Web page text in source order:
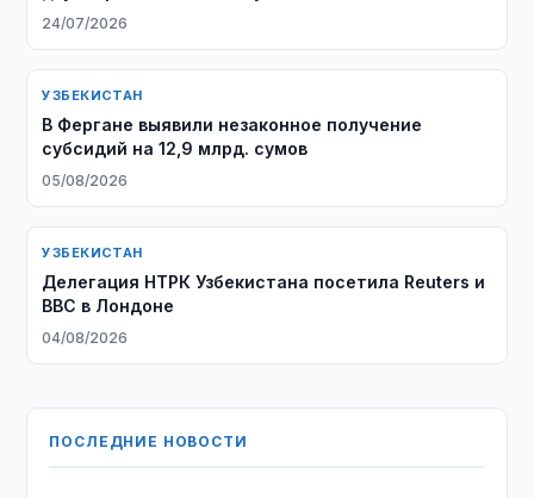
24/07/2026
УЗБЕКИСТАН
В Фергане выявили незаконное получение
субсидий на 12,9 млрд. сумов
05/08/2026
УЗБЕКИСТАН
Делегация НТРК Узбекистана посетила Reuters и
BBC в Лондоне
04/08/2026
ПОСЛЕДНИЕ НОВОСТИ